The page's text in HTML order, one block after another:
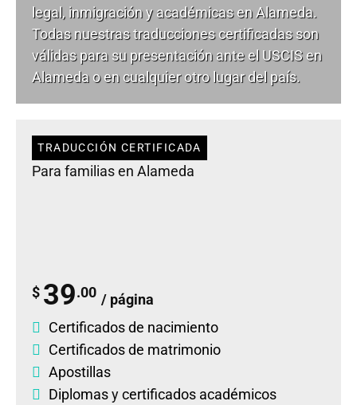
legal, inmigración y académicas en Alameda.
Todas nuestras traducciones certificadas son
válidas para su presentación ante el USCIS en
Alameda o en cualquier otro lugar del país.
TRADUCCIÓN CERTIFICADA
Para familias en Alameda
$ 39.00 / página
Certificados de nacimiento
Certificados de matrimonio
Apostillas
Diplomasycertificados académicos